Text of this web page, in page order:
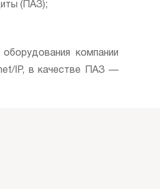
(ПАЗ);
компании
IP, в качестве ПАЗ —